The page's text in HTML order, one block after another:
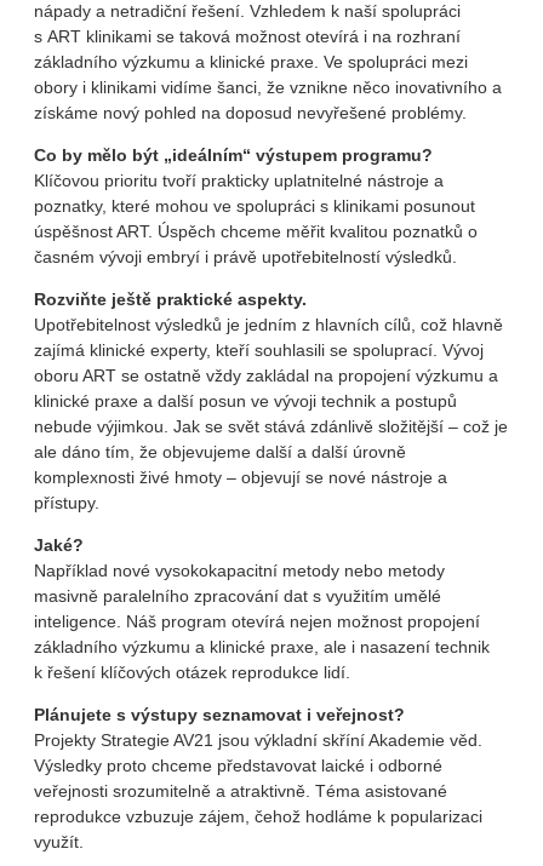
nápady a netradiční řešení. Vzhledem k naší spolupráci
s ART klinikami se taková možnost otevírá i na rozhraní
základního výzkumu a klinické praxe. Ve spolupráci mezi
obory i klinikami vidíme šanci, že vznikne něco inovativního a
získáme nový pohled na doposud nevyřešené problémy.
Co by mělo být „ideálním“ výstupem programu?
Klíčovou prioritu tvoří prakticky uplatnitelné nástroje a
poznatky, které mohou ve spolupráci s klinikami posunout
úspěšnost ART. Úspěch chceme měřit kvalitou poznatků o
časném vývoji embryí i právě upotřebitelností výsledků.
Rozviňte ještě praktické aspekty.
Upotřebitelnost výsledků je jedním z hlavních cílů, což hlavně
zajímá klinické experty, kteří souhlasili se spoluprací. Vývoj
oboru ART se ostatně vždy zakládal na propojení výzkumu a
klinické praxe a další posun ve vývoji technik a postupů
nebude výjimkou. Jak se svět stává zdánlivě složitější – což je
ale dáno tím, že objevujeme další a další úrovně
komplexnosti živé hmoty – objevují se nové nástroje a
přístupy.
Jaké?
Například nové vysokokapacitní metody nebo metody
masivně paralelního zpracování dat s využitím umělé
inteligence. Náš program otevírá nejen možnost propojení
základního výzkumu a klinické praxe, ale i nasazení technik
k řešení klíčových otázek reprodukce lidí.
Plánujete s výstupy seznamovat i veřejnost?
Projekty Strategie AV21 jsou výkladní skříní Akademie věd.
Výsledky proto chceme představovat laické i odborné
veřejnosti srozumitelně a atraktivně. Téma asistované
reprodukce vzbuzuje zájem, čehož hodláme k popularizaci
využít.